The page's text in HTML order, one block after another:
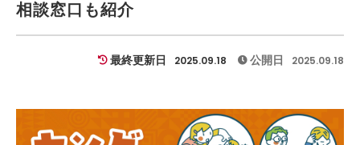
相談窓口も紹介
最終更新日 2025.09.18 公開日 2025.09.18